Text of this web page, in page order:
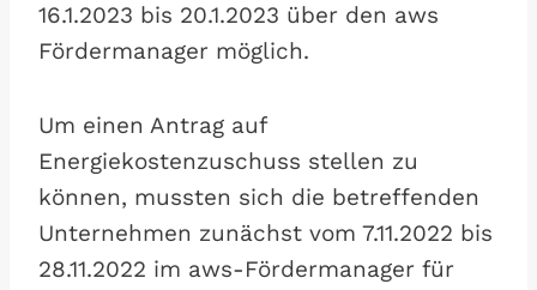
16.1.2023 bis 20.1.2023 über den aws
Fördermanager möglich.
Um einen Antrag auf
Energiekostenzuschuss stellen zu
können, mussten sich die betreffenden
Unternehmen zunächst vom 7.11.2022 bis
28.11.2022 im aws-Fördermanager für